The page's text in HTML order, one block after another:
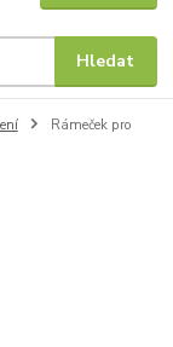
Hledat
Rámeček pro